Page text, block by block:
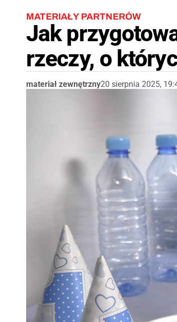
MATERIAŁY PARTNERÓW
Jak
rzeczy, o
materiał zewnętrzny20 sierpnia 2025,